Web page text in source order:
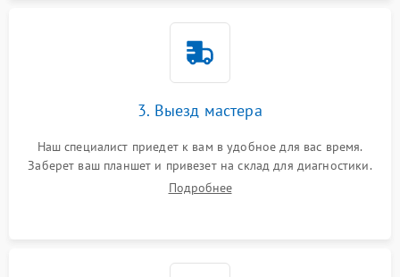
3. Выезд мастера
Наш специалист приедет к вам в удобное для вас время.
Заберет ваш планшет и привезет на склад для диагностики.
Подробнее